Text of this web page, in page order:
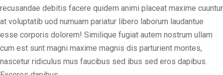
recusandae debitis facere quidem animi placeat maxime cuuntur
at voluptatib uod numuam pariatur libero laborum laudantue
esse corporis dolorem! Similique fugiat autem nostrum ullam
cum est sunt magni maxime magnis dis parturient montes,
nascetur ridiculus mus faucibus sed ibus sed eros dapibus.